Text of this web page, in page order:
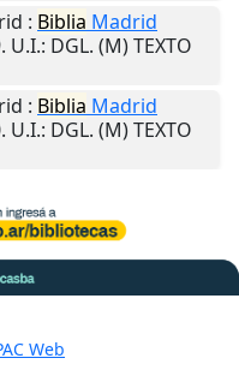
: Biblia Madrid
. U.I.: DGL. (M) TEXTO
: Biblia Madrid
. U.I.: DGL. (M) TEXTO
Web